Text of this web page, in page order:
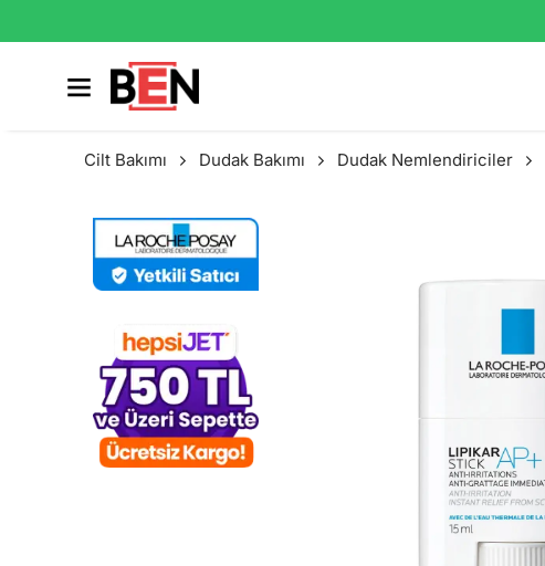
Cilt Bakımı Dudak Bakımı Dudak Nemlendiriciler